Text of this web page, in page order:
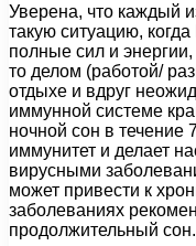
Уверена, что каждый
такую ситуацию,
полные сил и
то делом (работой/
отдыхе и вдруг
иммунной системе
ночной сон в течение
иммунитет и делает
вирусными
может привести к
заболеваниях
продолжительный сон.